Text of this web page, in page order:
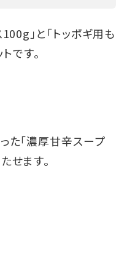
」と「トッポギ用も
です。
た「濃厚甘辛スープ
せます。